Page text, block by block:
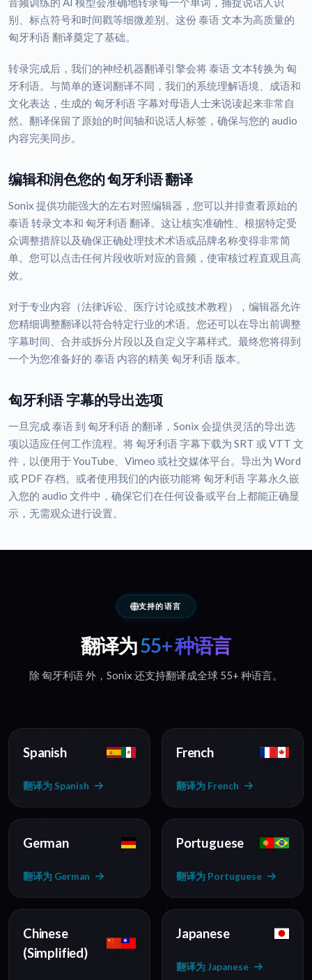
别、标点符号和时间戳等细微差别。这份 泰语 文本为高质量的
匈牙利语 翻译奠定了基础。
转录完成后，我们的神经机器翻译引擎会将 泰语 文本转换为 匈
牙利语。与简单的逐词翻译不同，我们的系统理解语境、成语和
文化表达，生成的 匈牙利语 字幕对母语人士来说读起来非常自
然。翻译保留了原始的时间轴和说话人标签，确保与您的 audio
内容完美同步。
编辑和润色您的 匈牙利语 翻译
Sonix 提供功能强大的左右对照编辑器，您可以并排查看原始的
泰语 转录文本和 匈牙利语 翻译。这让核实准确性、根据特定受
众调整措辞以及确保正确处理技术术语或品牌名称变得非常简
单。您可以点击任何片段收听对应的音频，使审核过程直观且高
效。
对于专业内容（法律诉讼、医疗讨论或技术教程），编辑器允许
您精细调整翻译以符合特定行业的术语。您还可以在导出前调整
字幕时间、合并或拆分片段以及自定义字幕样式。最终您将得到
一个为您准备好的 泰语 内容的精美 匈牙利语 版本。
匈牙利语 字幕的导出选项
一旦完成 泰语 到 匈牙利语 的翻译，Sonix 会提供灵活的导出选
项以适应任何工作流程。将 匈牙利语 字幕下载为 SRT 或 VTT 文
件，以便用于 YouTube、Vimeo 或社交媒体平台。导出为 Word
或 PDF 存档。或者使用我们的内嵌功能将 匈牙利语 字幕永久嵌
入您的 audio 文件中，确保它们在任何设备或平台上都能正确显
示，无需观众进行设置。
支持的语言
翻译为55+ 种语言
除 匈牙利语 外，Sonix 还支持翻译成全球 55+ 种语言。
Spanish
翻译为 Spanish
French
翻译为 French
German
翻译为 German
Portuguese
翻译为 Portuguese
Chinese
(Simplified)
Japanese
翻译为 Japanese